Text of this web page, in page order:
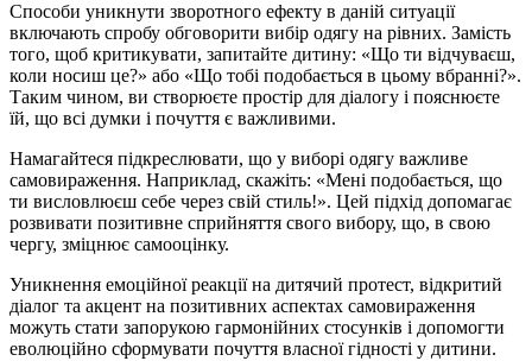
Способи уникнути зворотного ефекту в даній ситуації
включають спробу обговорити вибір одягу на рівних. Замість
того, щоб критикувати, запитайте дитину: «Що ти відчуваєш,
коли носиш це?» або «Що тобі подобається в цьому вбранні?».
Таким чином, ви створюєте простір для діалогу і пояснюєте
їй, що всі думки і почуття є важливими.
Намагайтеся підкреслювати, що у виборі одягу важливе
самовираження. Наприклад, скажіть: «Мені подобається, що
ти висловлюєш себе через свій стиль!». Цей підхід допомагає
розвивати позитивне сприйняття свого вибору, що, в свою
чергу, зміцнює самооцінку.
Уникнення емоційної реакції на дитячий протест, відкритий
діалог та акцент на позитивних аспектах самовираження
можуть стати запорукою гармонійних стосунків і допомогти
еволюційно сформувати почуття власної гідності у дитини.